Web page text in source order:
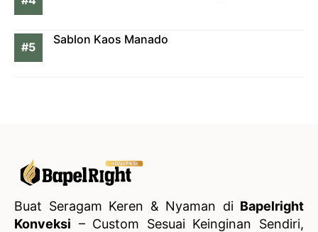
Sablon Kaos Manado
Buat Seragam Keren & Nyaman di Bapelright
Konveksi – Custom Sesuai Keinginan Sendiri,